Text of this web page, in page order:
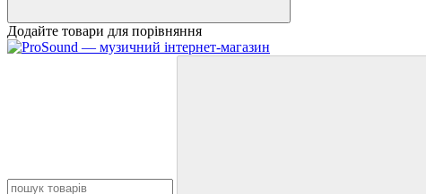
Додайте товари для порівняння